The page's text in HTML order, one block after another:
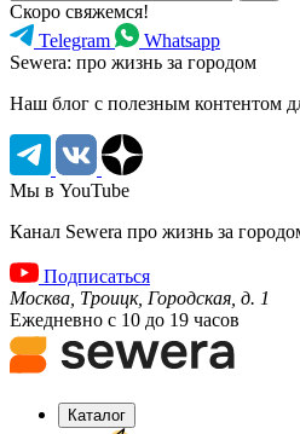
Скоро свяжемся!
Telegram
Whatsapp
Sewera: про жизнь за городом
Наш блог c полезным контентом
Мы в YouTube
Канал Sewera про жизнь за
Подписаться
Москва, Троицк, Городская, д. 1
Ежедневно с 10 до 19 часов
Каталог